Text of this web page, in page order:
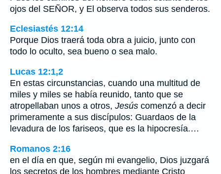
ojos del SEÑOR, y El observa todos sus senderos.
Eclesiastés 12:14
Porque Dios traerá toda obra a juicio, junto con
todo lo oculto, sea bueno o sea malo.
Lucas 12:1,2
En estas circunstancias, cuando una multitud de
miles y miles se había reunido, tanto que se
atropellaban unos a otros, Jesús comenzó a decir
primeramente a sus discípulos: Guardaos de la
levadura de los fariseos, que es la hipocresía.…
Romanos 2:16
en el día en que, según mi evangelio, Dios juzgará
los secretos de los hombres mediante Cristo